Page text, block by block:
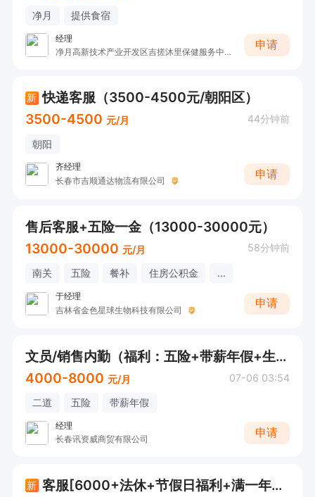
净月 提供食宿
经理
净月高新技术产业开发区吉搓沐里保健服务中心（个体工商户）
申请
新 快递客服（3500-4500元/朝阳区）
3500-4500 元/月 44分钟前
朝阳
齐经理
长春市吉顺通达物流有限公司
申请
售后客服+五险一金（13000-30000元）
13000-30000 元/月 58分钟前
南关 五险 餐补 住房公积金 ...
于经理
吉林省金色星球生物科技有限公司
申请
文员/销售内勤（福利：五险+带薪年假+生日关怀+茶点水果）
4000-8000 元/月 07-06 03:54
二道 五险 带薪年假
经理
长春讯资威商贸有限公司
申请
新
客服[6000+法休+节假日福利+满一年五险一金]